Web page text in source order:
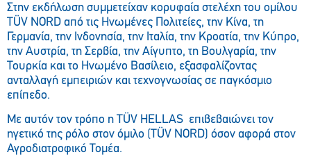
Στην εκδήλωση συμμετείχαν κορυφαία στελέχη του ομίλου
TÜV NORD από τις Ηνωμένες Πολιτείες, την Κίνα, τη
Γερμανία, την Ινδονησία, την Ιταλία, την Κροατία, την Κύπρο,
την Αυστρία, τη Σερβία, την Αίγυπτο, τη Βουλγαρία, την
Τουρκία και το Ηνωμένο Βασίλειο, εξασφαλίζοντας
ανταλλαγή εμπειριών και τεχνογνωσίας σε παγκόσμιο
επίπεδο.
Με αυτόν τον τρόπο η TÜV HELLAS επιβεβαιώνει τον
ηγετικό της ρόλο στον όμιλο (TÜV NORD) όσον αφορά στον
Αγροδιατροφικό Τομέα.